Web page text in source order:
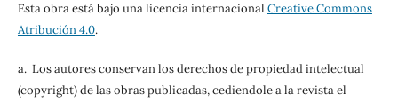
Esta obra está bajo una licencia internacional Creative Commons
Atribución 4.0.
a. Los autores conservan los derechos de propiedad intelectual
(copyright) de las obras publicadas, cediendole a la revista el